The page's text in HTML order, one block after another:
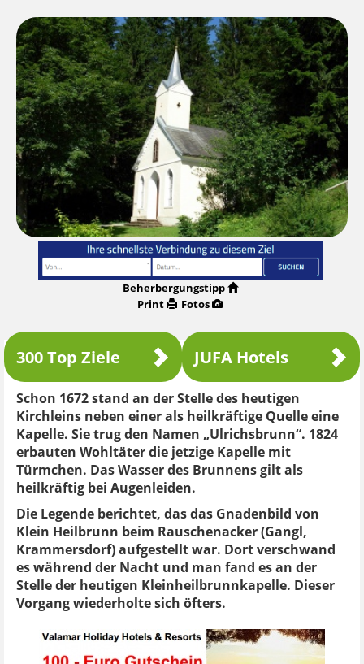
Beherbergungstipp
Print
Fotos
300 Top Ziele JUFA Hotels
Schon 1672 stand an der Stelle des heutigen
Kirchleins neben einer als heilkräftige Quelle eine
Kapelle. Sie trug den Namen „Ulrichsbrunn“. 1824
erbauten Wohltäter die jetzige Kapelle mit
Türmchen. Das Wasser des Brunnens gilt als
heilkräftig bei Augenleiden.
Die Legende berichtet, das das Gnadenbild von
Klein Heilbrunn beim Rauschenacker (Gangl,
Krammersdorf) aufgestellt war. Dort verschwand
es während der Nacht und man fand es an der
Stelle der heutigen Kleinheilbrunnkapelle. Dieser
Vorgang wiederholte sich öfters.